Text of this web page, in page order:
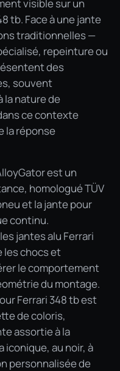
visible sur un
tb. Face à une jante
traditionnelles —
repeinture ou
des
souvent
la nature de
ce contexte
la réponse
est un
homologué TÜV
et la jante pour
continu.
jantes alu Ferrari
les chocs et
le comportement
du montage.
Ferrari 348 tb est
de coloris,
assortie à la
iconique, au noir, à
personnalisée de